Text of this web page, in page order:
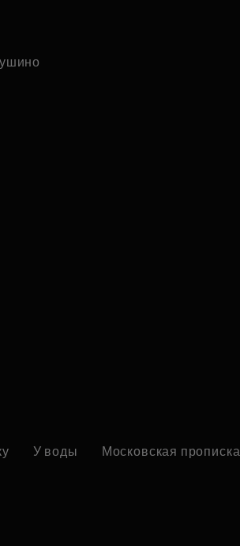
У воды Московская прописка